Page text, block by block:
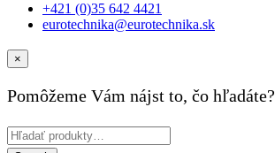
+421 (0)35 642 4421
eurotechnika@eurotechnika.sk
×
Pomôžeme Vám nájst to, čo hľadáte?